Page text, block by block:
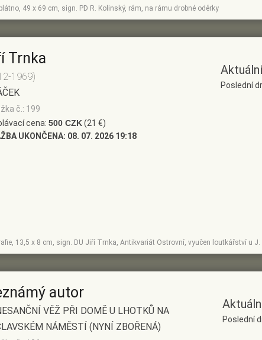
49 x 69 cm, sign. PD R. Kolinský, rám, na rámu drobné oděrky
Trnka
1969)
č.: 199
cena: 500 CZK(21 €)
UKONČENA: 08. 07. 2026 19:18
13,5 x 8 cm, sign. DU Jiří Trnka, Antikvariát Ostrovní, vyučen loutkářství u J.
Poslední
autor
VĚŽ PŘI DOMĚ U LHOTKŮ NA
NÁMĚSTÍ (NYNÍ ZBOŘENÁ)
Poslední